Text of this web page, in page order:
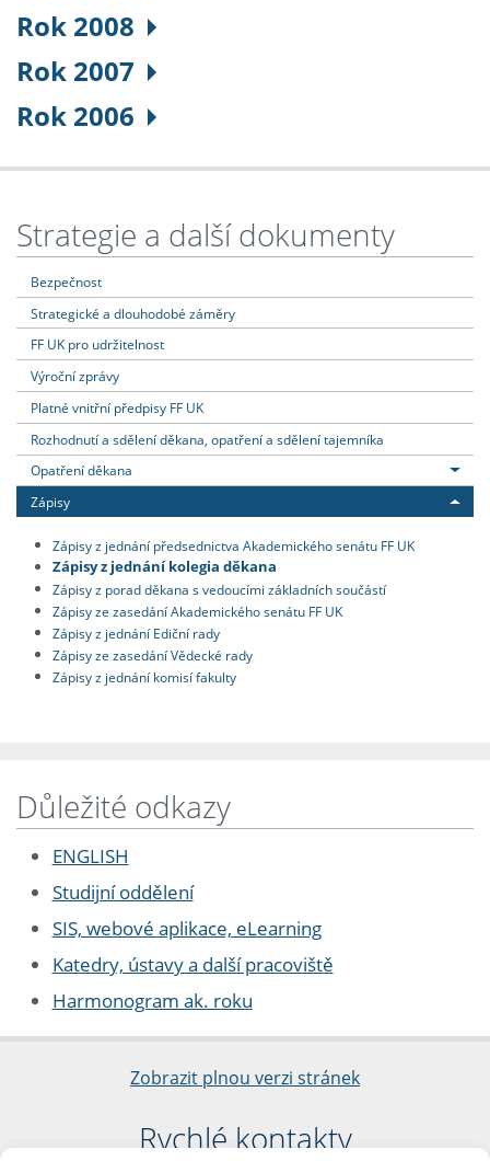
Rok 2008
Rok 2007
Rok 2006
Strategie a další dokumenty
Bezpečnost
Strategické a dlouhodobé záměry
FF UK pro udržitelnost
Výroční zprávy
Platné vnitřní předpisy FF UK
Rozhodnutí a sdělení děkana, opatření a sdělení tajemníka
Opatření děkana
Zápisy
Zápisy z jednání předsednictva Akademického senátu FF UK
Zápisy z jednání kolegia děkana
Zápisy z porad děkana s vedoucími základních součástí
Zápisy ze zasedání Akademického senátu FF UK
Zápisy z jednání Ediční rady
Zápisy ze zasedání Vědecké rady
Zápisy z jednání komisí fakulty
Důležité odkazy
ENGLISH
Studijní oddělení
SIS, webové aplikace, eLearning
Katedry, ústavy a další pracoviště
Harmonogram ak. roku
Zobrazit plnou verzi stránek
Rychlé kontakty